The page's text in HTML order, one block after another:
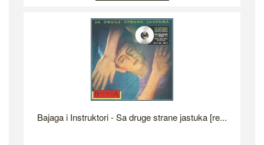
Bajaga i Instruktori - Sa druge strane jastuka [re...